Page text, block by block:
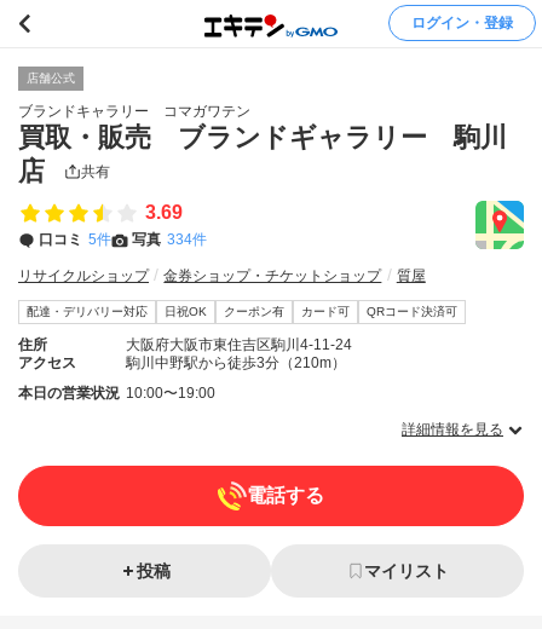
ログイン・登録
店舗公式
ブランドキャラリー コマガワテン
買取・販売 ブランドギャラリー 駒川
店
共有
3.69
口コミ 5件 写真 334件
リサイクルショップ 金券ショップ・チケットショップ 質屋
配達・デリバリー対応 日祝OK クーポン有 カード可 QRコード決済可
住所
大阪府大阪市東住吉区駒川4-11-24
アクセス
駒川中野駅から徒歩3分（210m）
本日の営業状況 10:00〜19:00
詳細情報を見る
電話する
投稿 マイリスト